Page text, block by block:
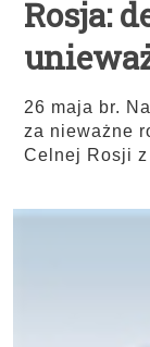
Rosja:
26 maja br.
za nieważne
Celnej Rosji